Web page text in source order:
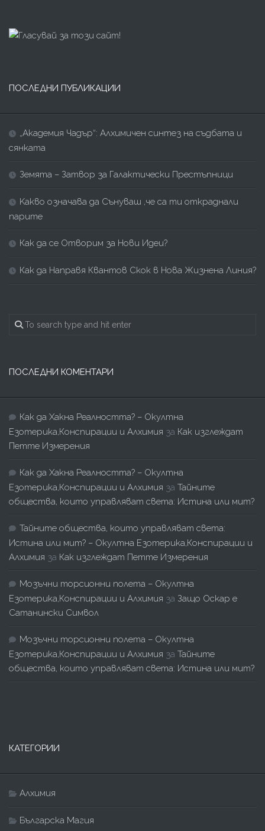
ПОСЛЕДНИ ПУБЛИКАЦИИ
„Академия Чадър“: Алхимичен синтез на съдбата и
сянката
Земята – Затвор за Галактически Престъпници
Kакво означава да Сънуваш ,че са ти откраднали
парите
Как да се Отворим за Нови Идеи?
Как да Направя Квантов Скок в Нова Жизнена Линия?
ПОСЛЕДНИ КОМЕНТАРИ
Как да Хакна Реалността? – Окултна
Езотерика,Конспирации и Алхимия за Как изглеждат
Петте Измерения
Как да Хакна Реалността? – Окултна
Езотерика,Конспирации и Алхимия за Тайните
общества, които управляват света: Истина или мит?
Тайните общества, които управляват света:
Истина или мит? – Окултна Езотерика,Конспирации и
Алхимия за Как изглеждат Петте Измерения
Мозъчни торсионни полета – Окултна
Езотерика,Конспирации и Алхимия за Защо Оскар е
Сатанински Символ
Мозъчни торсионни полета – Окултна
Езотерика,Конспирации и Алхимия за Тайните
общества, които управляват света: Истина или мит?
КАТЕГОРИИ
Алхимия
Българска Магия